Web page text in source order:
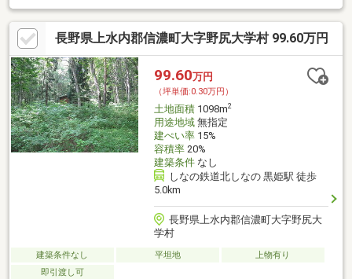
長野県上水内郡信濃町大字野尻大学村 99.60万円
99.60万円
（坪単価:0.30万円）
土地面積1098m2
用途地域無指定
建ぺい率15%
容積率20%
建築条件なし
しなの鉄道北しなの 黒姫駅 徒歩
5.0km
長野県上水内郡信濃町大字野尻大
学村
建築条件なし 平坦地
上物有り
即引渡し可